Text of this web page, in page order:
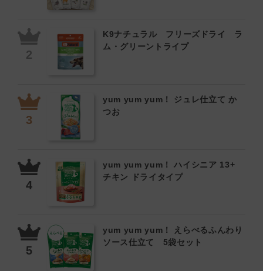
K9ナチュラル フリーズドライ ラ
ム・グリーントライプ
yum yum yum！ ジュレ仕立て か
つお
yum yum yum！ ハイシニア 13+
チキン ドライタイプ
yum yum yum！ えらべるふんわり
ソース仕立て 5袋セット